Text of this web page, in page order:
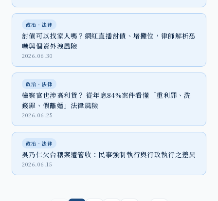
政治‧法律
討債可以找家人嗎？網紅直播討債、堵攤位，律師解析恐
嚇與個資外洩風險
2026.06.30
政治‧法律
檢察官也涉高利貸？ 從年息84%案件看懂「重利罪、洗
錢罪、假離婚」法律風險
2026.06.25
政治‧法律
吳乃仁欠台糖案遭管收：民事強制執行與行政執行之差異
2026.06.15